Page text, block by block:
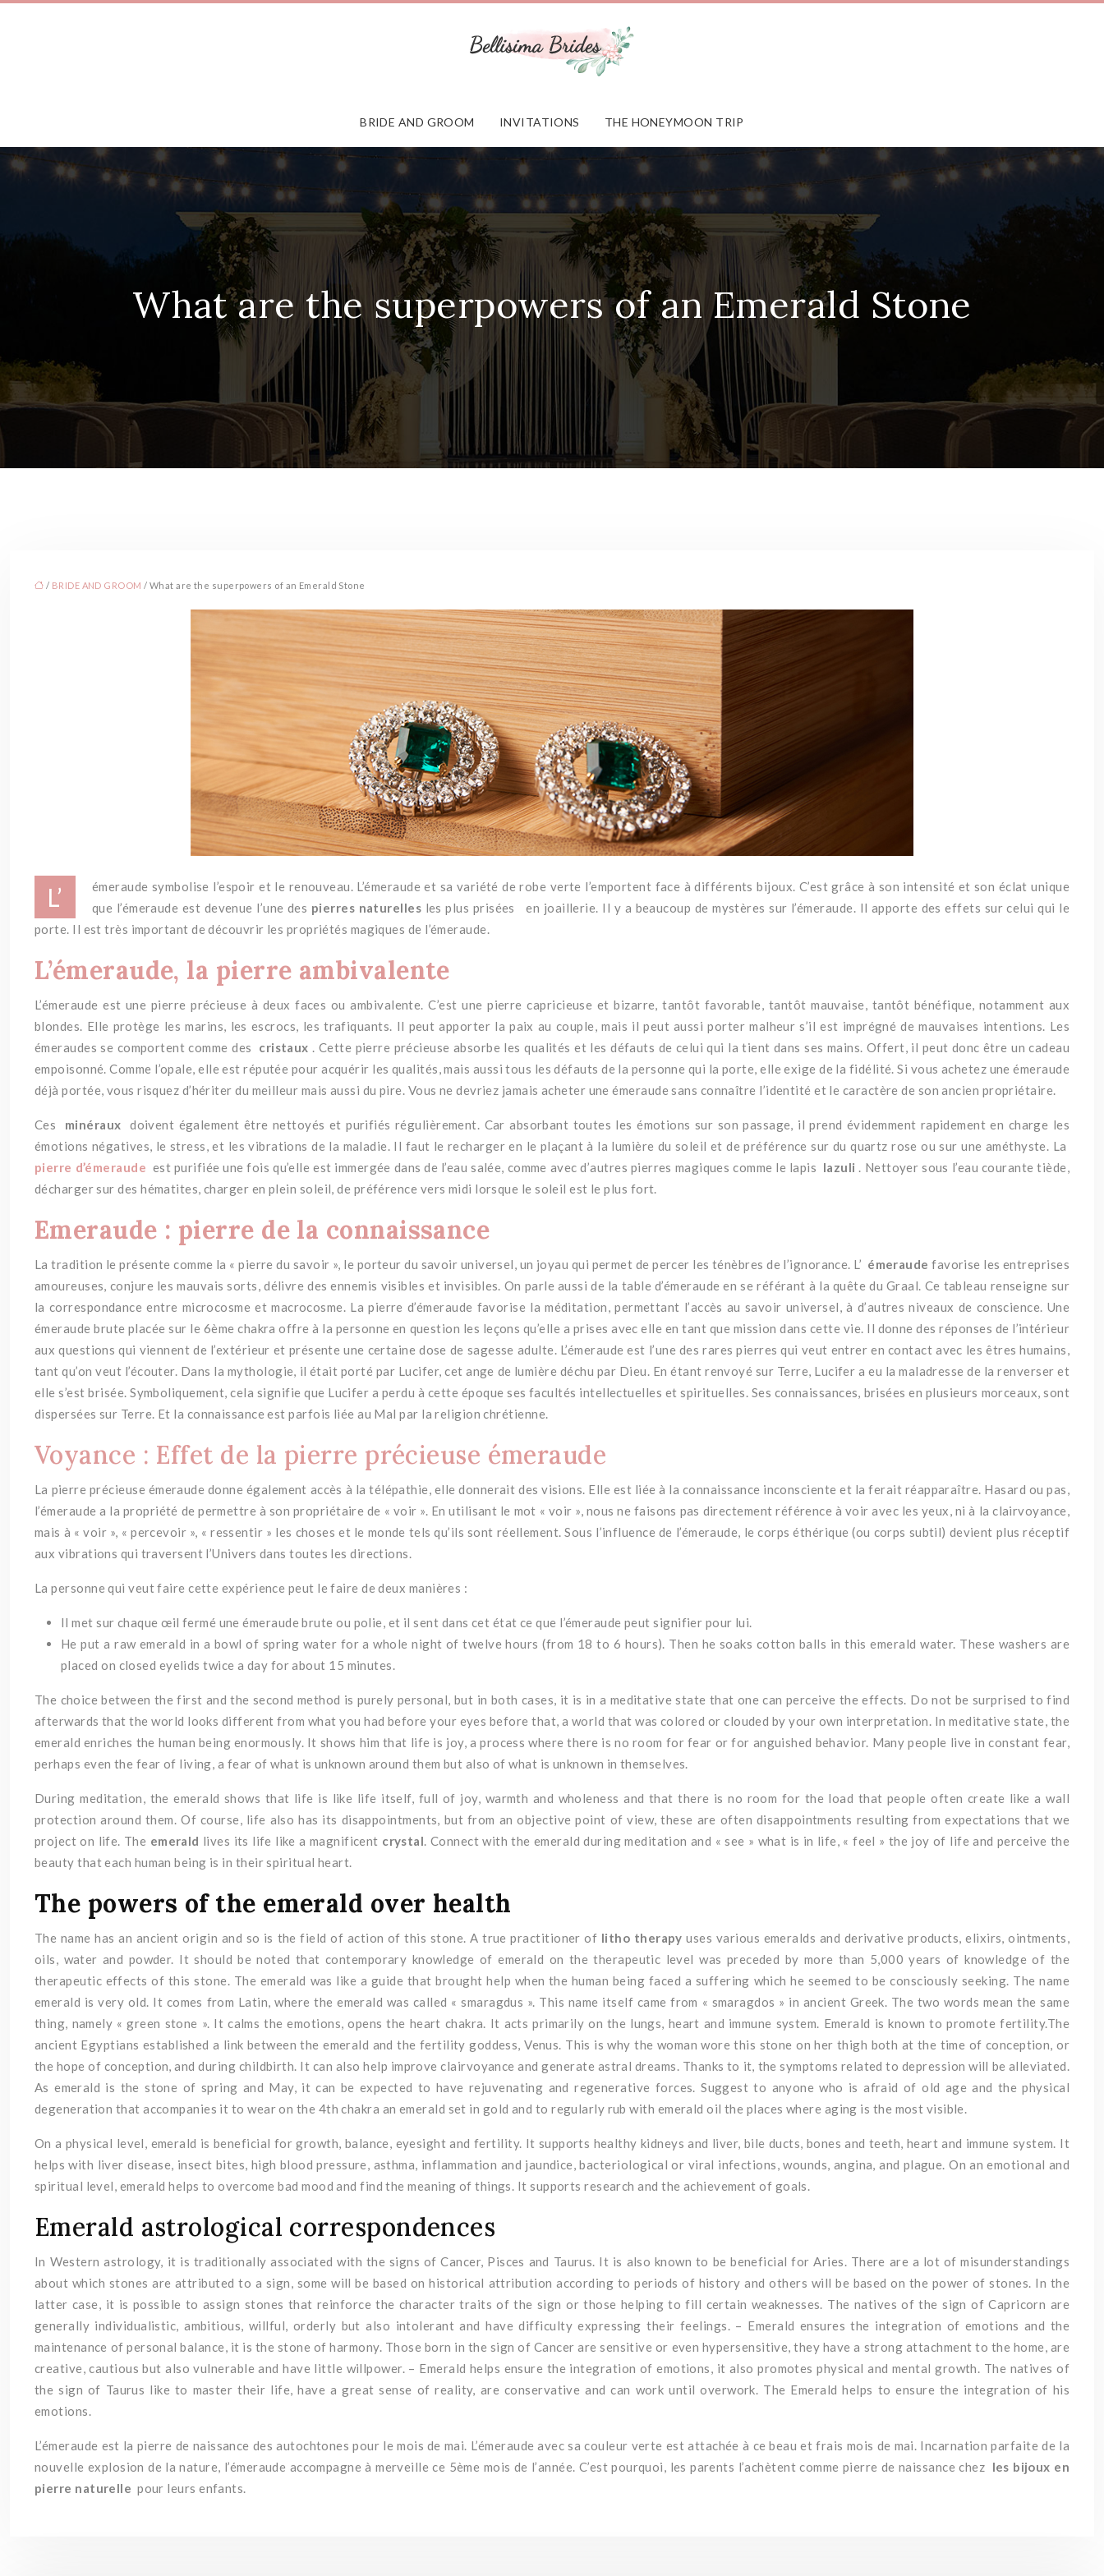
BRIDE AND GROOM INVITATIONS THE HONEYMOON TRIP
What are the superpowers of an Emerald Stone
/ BRIDE AND GROOM / What are the superpowers of an Emerald Stone
L’ émeraude symbolise l’espoir et le renouveau. L’émeraude et sa variété de robe verte l’emportent face à différents bijoux. C’est grâce à son intensité et son éclat unique
que l’émeraude est devenue l’une des pierres naturelles les plus prisées en joaillerie. Il y a beaucoup de mystères sur l’émeraude. Il apporte des effets sur celui qui le
porte. Il est très important de découvrir les propriétés magiques de l’émeraude.
L’émeraude, la pierre ambivalente
L’émeraude est une pierre précieuse à deux faces ou ambivalente.C’est une pierre capricieuse et bizarre, tantôt favorable, tantôt mauvaise, tantôt bénéfique, notamment aux
blondes. Elle protège les marins, les escrocs, les trafiquants. Il peut apporter la paix au couple, mais il peut aussi porter malheur s’il est imprégné de mauvaises intentions. Les
émeraudes se comportent comme des cristaux . Cette pierre précieuse absorbe les qualités et les défauts de celui qui la tient dans ses mains. Offert, il peut donc être un cadeau
empoisonné.Comme l’opale, elle est réputée pour acquérir les qualités, mais aussi tous les défauts de la personne qui la porte, elle exige de la fidélité.Si vous achetez une émeraude
déjà portée, vous risquez d’hériter du meilleur mais aussi du pire. Vous ne devriez jamais acheter une émeraude sans connaître l’identité et le caractère de son ancien propriétaire.
Ces minéraux doivent également être nettoyés et purifiés régulièrement. Car absorbant toutes les émotions sur son passage, il prend évidemment rapidement en charge les
émotions négatives, le stress, et les vibrations de la maladie. Il faut le recharger en le plaçant à la lumière du soleil et de préférence sur du quartz rose ou sur une améthyste. La
pierre d’émeraude est purifiée une fois qu’elle est immergée dans de l’eau salée, comme avec d’autres pierres magiques comme le lapis lazuli . Nettoyer sous l’eau courante tiède,
décharger sur des hématites, charger en plein soleil, de préférence vers midi lorsque le soleil est le plus fort.
Emeraude : pierre de la connaissance
La tradition le présente comme la « pierre du savoir », le porteur du savoir universel, un joyau qui permet de percer les ténèbres de l’ignorance. L’ émeraude favorise les entreprises
amoureuses, conjure les mauvais sorts, délivre des ennemis visibles et invisibles. On parle aussi de la table d’émeraude en se référant à la quête du Graal. Ce tableau renseigne sur
la correspondance entre microcosme et macrocosme. La pierre d’émeraude favorise la méditation, permettant l’accès au savoir universel, à d’autres niveaux de conscience. Une
émeraude brute placée sur le 6ème chakra offre à la personne en question les leçons qu’elle a prises avec elle en tant que mission dans cette vie. Il donne des réponses de l’intérieur
aux questions qui viennent de l’extérieur et présente une certaine dose de sagesse adulte. L’émeraude est l’une des rares pierres qui veut entrer en contact avec les êtres humains,
tant qu’on veut l’écouter. Dans la mythologie, il était porté par Lucifer, cet ange de lumière déchu par Dieu. En étant renvoyé sur Terre, Lucifer a eu la maladresse de la renverser et
elle s’est brisée.Symboliquement, cela signifie que Lucifer a perdu à cette époque ses facultés intellectuelles et spirituelles. Ses connaissances, brisées en plusieurs morceaux, sont
dispersées sur Terre. Et la connaissance est parfois liée au Mal par la religion chrétienne.
Voyance : Effet de la pierre précieuse émeraude
La pierre précieuse émeraude donne également accès à la télépathie, elle donnerait des visions. Elle est liée à la connaissance inconsciente et la ferait réapparaître. Hasard ou pas,
l’émeraude a la propriété de permettre à son propriétaire de « voir ». En utilisant le mot « voir », nous ne faisons pas directement référence à voir avec les yeux, ni à la clairvoyance,
mais à « voir », « percevoir », « ressentir » les choses et le monde tels qu’ils sont réellement.Sous l’influence de l’émeraude, le corps éthérique (ou corps subtil) devient plus réceptif
aux vibrations qui traversent l’Univers dans toutes les directions.
La personne qui veut faire cette expérience peut le faire de deux manières :
Il met sur chaque œil fermé une émeraude brute ou polie, et il sent dans cet état ce que l’émeraude peut signifier pour lui.
He put a raw emerald in a bowl of spring water for a whole night of twelve hours (from 18 to 6 hours). Then he soaks cotton balls in this emerald water. These washers are
placed on closed eyelids twice a day for about 15 minutes.
The choice between the first and the second method is purely personal, but in both cases, it is in a meditative state that one can perceive the effects. Do not be surprised to find
afterwards that the world looks different from what you had before your eyes before that, a world that was colored or clouded by your own interpretation. In meditative state, the
emerald enriches the human being enormously. It shows him that life is joy, a process where there is no room for fear or for anguished behavior. Many people live in constant fear,
perhaps even the fear of living, a fear of what is unknown around them but also of what is unknown in themselves.
During meditation, the emerald shows that life is like life itself, full of joy, warmth and wholeness and that there is no room for the load that people often create like a wall
protection around them. Of course, life also has its disappointments, but from an objective point of view, these are often disappointments resulting from expectations that we
project on life. The emerald lives its life like a magnificent crystal. Connect with the emerald during meditation and « see » what is in life, « feel » the joy of life and perceive the
beauty that each human being is in their spiritual heart.
The powers of the emerald over health
The name has an ancient origin and so is the field of action of this stone. A true practitioner of litho therapy uses various emeralds and derivative products, elixirs, ointments,
oils, water and powder. It should be noted that contemporary knowledge of emerald on the therapeutic level was preceded by more than 5,000 years of knowledge of the
therapeutic effects of this stone. The emerald was like a guide that brought help when the human being faced a suffering which he seemed to be consciously seeking. The name
emerald is very old. It comes from Latin, where the emerald was called « smaragdus ». This name itself came from « smaragdos » in ancient Greek. The two words mean the same
thing, namely « green stone ». It calms the emotions, opens the heart chakra. It acts primarily on the lungs, heart and immune system. Emerald is known to promote fertility.The
ancient Egyptians established a link between the emerald and the fertility goddess, Venus. This is why the woman wore this stone on her thigh both at the time of conception, or
the hope of conception, and during childbirth. It can also help improve clairvoyance and generate astral dreams. Thanks to it, the symptoms related to depression will be alleviated.
As emerald is the stone of spring and May, it can be expected to have rejuvenating and regenerative forces. Suggest to anyone who is afraid of old age and the physical
degeneration that accompanies it to wear on the 4th chakra an emerald set in gold and to regularly rub with emerald oil the places where aging is the most visible.
On a physical level, emerald is beneficial for growth, balance, eyesight and fertility. It supports healthy kidneys and liver, bile ducts, bones and teeth, heart and immune system. It
helps with liver disease, insect bites, high blood pressure, asthma, inflammation and jaundice, bacteriological or viral infections, wounds, angina, and plague. On an emotional and
spiritual level, emerald helps to overcome bad mood and find the meaning of things. It supports research and the achievement of goals.
Emerald astrological correspondences
In Western astrology, it is traditionally associated with the signs of Cancer, Pisces and Taurus. It is also known to be beneficial for Aries. There are a lot of misunderstandings
about which stones are attributed to a sign, some will be based on historical attribution according to periods of history and others will be based on the power of stones. In the
latter case, it is possible to assign stones that reinforce the character traits of the sign or those helping to fill certain weaknesses. The natives of the sign of Capricorn are
generally individualistic, ambitious, willful, orderly but also intolerant and have difficulty expressing their feelings. – Emerald ensures the integration of emotions and the
maintenance of personal balance, it is the stone of harmony. Those born in the sign of Cancer are sensitive or even hypersensitive, they have a strong attachment to the home, are
creative, cautious but also vulnerable and have little willpower. – Emerald helps ensure the integration of emotions, it also promotes physical and mental growth. The natives of
the sign of Taurus like to master their life, have a great sense of reality, are conservative and can work until overwork. The Emerald helps to ensure the integration of his
emotions.
L’émeraude est la pierre de naissance des autochtones pour le mois de mai. L’émeraude avec sa couleur verte est attachée à ce beau et frais mois de mai. Incarnation parfaite de la
nouvelle explosion de la nature, l’émeraude accompagne à merveille ce 5ème mois de l’année. C’est pourquoi, les parents l’achètent comme pierre de naissance chez les bijoux en
pierre naturelle pour leurs enfants.